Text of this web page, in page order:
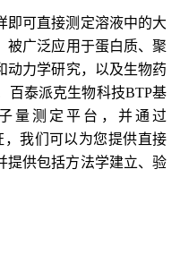
即可直接测定溶液中的大
被广泛应用于蛋白质、聚
力学研究， 以及生物药
百泰派克生物科技BTP基
量测定平台，并通过
，我们可以为您提供直接
提供包括方法学建立、验